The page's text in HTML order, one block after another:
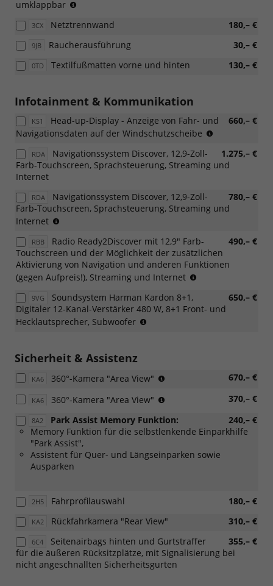
umklappbar
Verbindung
[PB2]
ergoActive
[WL1]
Komfortsitze,
Polsterung
aus
3CX 180,– €
Netztrennwand
9JB 30,– €
Raucherausführung
0TD 130,– €
Textilfußmatten vorne und hinten
Infotainment & Kommunikation
KS1 660,– €
Head-up-Display - Anzeige von Fahr- und
Navigationsdaten auf der Windschutzscheibe
Verbindung
mit
oder
Discover)
RDA 1.275,– €
Navigationssystem Discover, 12,9-Zoll-
Farb-Touchscreen, Sprachsteuerung, Streaming und
Internet
RDA 780,– €
Navigationssystem Discover, 12,9-Zoll-
Farb-Touchscreen, Sprachsteuerung, Streaming und
Internet
Verbinding
mit:
[W50]
Angebotspaket
RBB 490,– €
Radio Ready2Discover mit 12,9" Farb-
Touchscreen und der Möglichkeit der zusätzlichen
Aktivierung von Navigation und anderen Funktionen
(gegen Aufpreis!), Streaming und Internet
Verbindung
mit
9VG 650,– €
Soundsystem Harman Kardon 8+1,
Digitaler 12-Kanal-Verstärker 480 W, 8+1 Front- und
Hecklautsprecher, Subwoofer
Radio
oder
Navigationssystem
Discover)
Sicherheit & Assistenz
KA6 670,– €
360°-Kamera "Area View"
[RBB]
Radio
oder
KA6 370,– €
360°-Kamera "Area View"
Verbinding
mit:
Angebotspaket
8A2 240,– €
Park Assist Memory Funktion:
Memory Funktion für die selbstlenkende Einparkhilfe
"Park Assist",
Assistent für Quer- und Längseinparken sowie
Ausparken
2H5 180,– €
Fahrprofilauswahl
KA2 310,– €
Rückfahrkamera "Rear View"
6C4 355,– €
Seitenairbags hinten und Gurtstraffer
für die äußeren Rücksitzplätze, mit Signalisierung bei
nicht angeschnallten Sicherheitsgurten